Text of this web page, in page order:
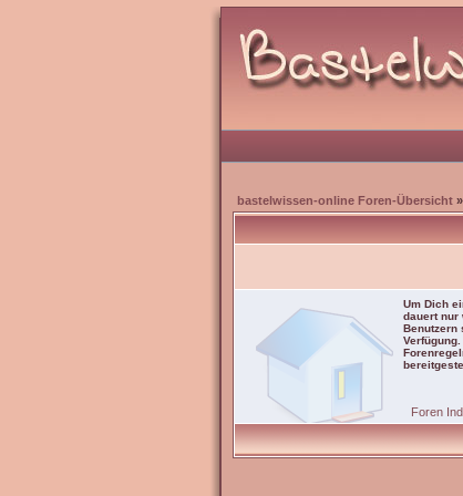
bastelwissen-online Foren-Übersicht
Um Dich
dauert nur
Benutzern
Foren